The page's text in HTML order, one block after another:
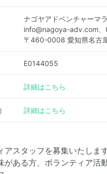
ナゴヤアドベンチャーマ
info@nagoya-adv.com
〒460-0008 愛知県名古
E0144055
詳細はこちら
詳細はこちら
スタッフを募集いたします
がある方、ボランティア活